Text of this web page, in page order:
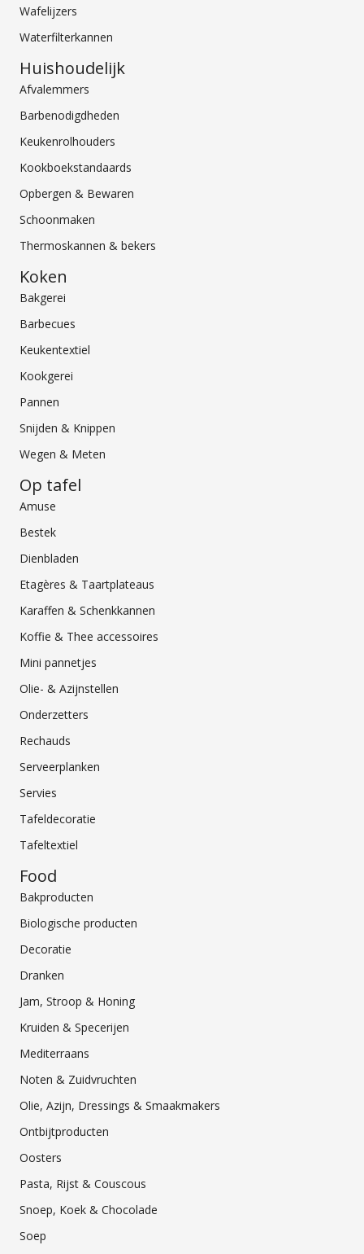
Wafelijzers
Waterfilterkannen
Huishoudelijk
Afvalemmers
Barbenodigdheden
Keukenrolhouders
Kookboekstandaards
Opbergen & Bewaren
Schoonmaken
Thermoskannen & bekers
Koken
Bakgerei
Barbecues
Keukentextiel
Kookgerei
Pannen
Snijden & Knippen
Wegen & Meten
Op tafel
Amuse
Bestek
Dienbladen
Etagères & Taartplateaus
Karaffen & Schenkkannen
Koffie & Thee accessoires
Mini pannetjes
Olie- & Azijnstellen
Onderzetters
Rechauds
Serveerplanken
Servies
Tafeldecoratie
Tafeltextiel
Food
Bakproducten
Biologische producten
Decoratie
Dranken
Jam, Stroop & Honing
Kruiden & Specerijen
Mediterraans
Noten & Zuidvruchten
Olie, Azijn, Dressings & Smaakmakers
Ontbijtproducten
Oosters
Pasta, Rijst & Couscous
Snoep, Koek & Chocolade
Soep